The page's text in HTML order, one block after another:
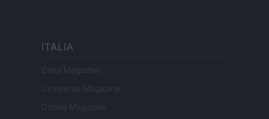
ITALIA
Casa Magazine
Cineverse Magazine
Donne Magazine